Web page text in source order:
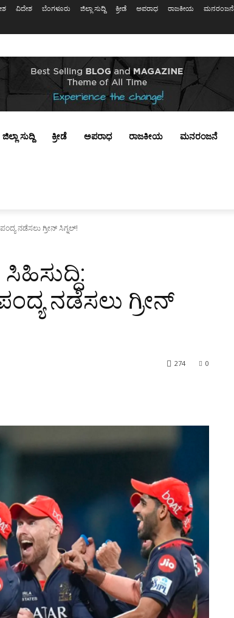
ವಿದೇಶ ಬೆಂಗಳೂರು ಜಿಲ್ಲಾ ಸುದ್ದಿ ಕ್ರೀಡೆ ಅಪರಾಧ ರಾಜಕೀಯ ಮನರಂಜನೆ
ಜಿಲ್ಲಾ ಸುದ್ದಿ ಕ್ರೀಡೆ ಅಪರಾಧ ರಾಜಕೀಯ ಮನರಂಜನೆ
ನಡೆಸಲು ಗ್ರೀನ್ ಸಿಗ್ನಲ್!
ನಡೆಸಲು ಗ್ರೀನ್
0
274